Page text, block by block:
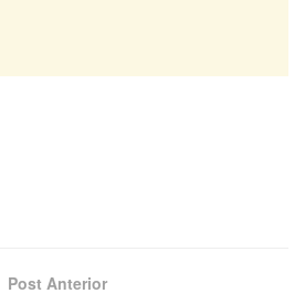
Post Anterior